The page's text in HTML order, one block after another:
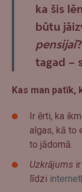
ka šis
būtu
pensijai
tagad –
Kas man patīk,
Ir ērti, ka
algas, kā to
to jādomā.
Uzkrājums
līdzi